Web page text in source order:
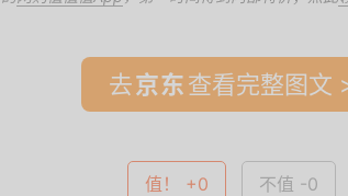
去 查看完整图文
值！ +0 不值 -0